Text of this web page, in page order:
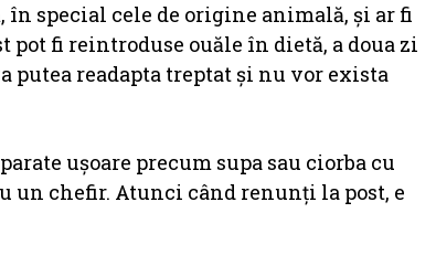
special cele de origine animală, și ar fi
fi reintroduse ouăle în dietă, a doua zi
putea readapta treptat şi nu vor exista
uşoare precum supa sau ciorba cu
un chefir. Atunci când renunţi la post, e